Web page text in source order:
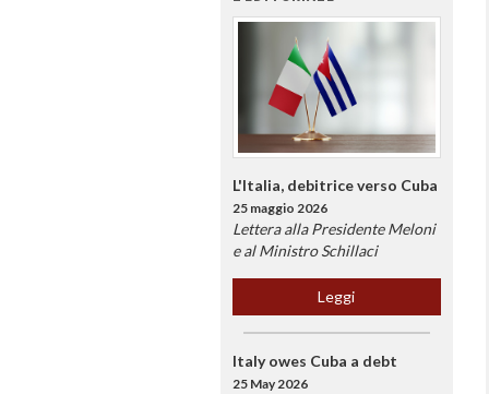
L'Italia, debitrice verso Cuba
25 maggio 2026
Lettera alla Presidente Meloni
e al Ministro Schillaci
Leggi
Italy owes Cuba a debt
25 May 2026